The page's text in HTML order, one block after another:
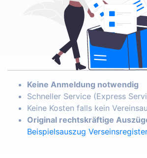
Keine Anmeldung notwendig
Schneller Service (Express
Keine Kosten falls kein
Original rechtskräftige
Beispielsauszug